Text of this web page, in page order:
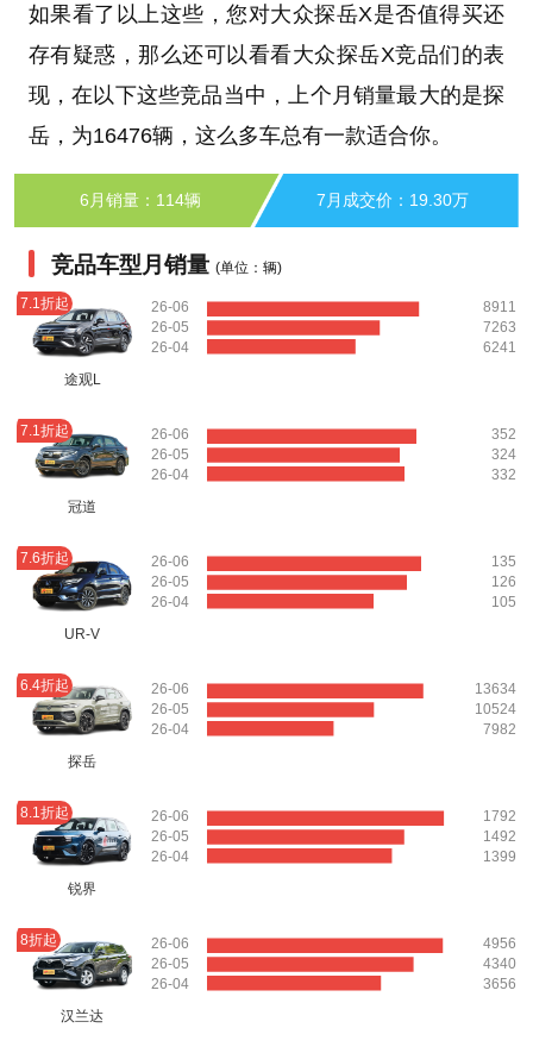
如果看了以上这些，您对大众探岳X是否值得买还
存有疑惑，那么还可以看看大众探岳X竞品们的表
现，在以下这些竞品当中，上个月销量最大的是探
岳，为16476辆，这么多车总有一款适合你。
6月销量：114辆 7月成交价：19.30万
竞品车型月销量 (单位：辆)
7.1折起
途观L
26-06
26-05
26-04
8911
7263
6241
7.1折起
冠道
26-06
26-05
26-04
352
324
332
7.6折起
UR-V
26-06
26-05
26-04
135
126
105
6.4折起
探岳
26-06
26-05
26-04
13634
10524
7982
8.1折起
锐界
26-06
26-05
26-04
1792
1492
1399
8折起
汉兰达
26-06
26-05
26-04
4956
4340
3656